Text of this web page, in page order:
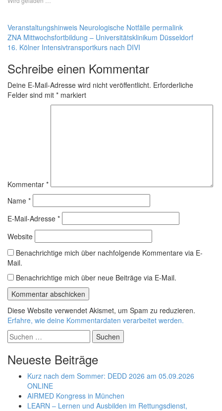
Veranstaltungshinweis Neurologische Notfälle permalink
ZNA Mittwochsfortbildung – Universitätsklinikum Düsseldorf
16. Kölner Intensivtransportkurs nach DIVI
Schreibe einen Kommentar
Deine E-Mail-Adresse wird nicht veröffentlicht. Erforderliche
Felder sind mit * markiert
Kommentar *
Name *
E-Mail-Adresse *
Website
Benachrichtige mich über nachfolgende Kommentare via E-
Mail.
Benachrichtige mich über neue Beiträge via E-Mail.
Diese Website verwendet Akismet, um Spam zu reduzieren.
Erfahre, wie deine Kommentardaten verarbeitet werden.
Suchen
nach:
Neueste Beiträge
Kurz nach dem Sommer: DEDD 2026 am 05.09.2026
ONLINE
AIRMED Kongress in München
LEARN – Lernen und Ausbilden im Rettungsdienst,